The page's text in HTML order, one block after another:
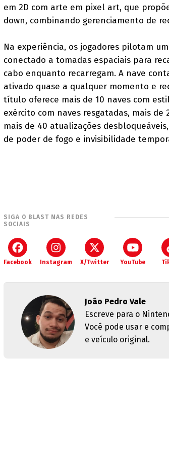
em 2D com arte em pixel art, que
down, combinando gerenciamento de
Na experiência, os jogadores pilotam
conectado a tomadas espaciais para
cabo enquanto recarregam. A nave
ativado quase a qualquer momento e
título oferece mais de 10 naves com
exército com naves resgatadas, mais
mais de 40 atualizações
de poder de fogo e invisibilidade
SIGA O BLAST NAS REDES
SOCIAIS
Facebook Instagram X/Twitter YouTube
João Pedro Vale
Escreve para o
Você pode usar e
e veículo original.